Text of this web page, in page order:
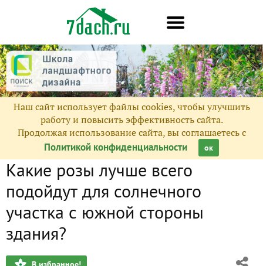
Наш сайт использует файлы cookies, чтобы улучшить
работу и повысить эффективность сайта.
Продолжая использование сайта, вы соглашаетесь с
Политикой конфиденциальности
ок
Какие розы лучше всего
подойдут для солнечного
участка с южной стороны
здания?